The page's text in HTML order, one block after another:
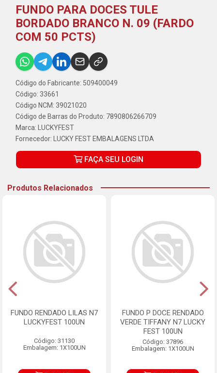
FUNDO PARA DOCES TULE
BORDADO BRANCO N. 09 (FARDO
COM 50 PCTS)
Código do Fabricante: 509400049
Código: 33661
Código NCM: 39021020
Código de Barras do Produto: 7890806266709
Marca: LUCKYFEST
Fornecedor: LUCKY FEST EMBALAGENS LTDA
FAÇA SEU LOGIN
Produtos Relacionados
FUNDO RENDADO LILAS N7
LUCKYFEST 100UN
Código: 31130
Embalagem: 1X100UN
FUNDO P DOCE RENDADO
VERDE TIFFANY N7 LUCKY
FEST 100UN
Código: 37896
Embalagem: 1X100UN